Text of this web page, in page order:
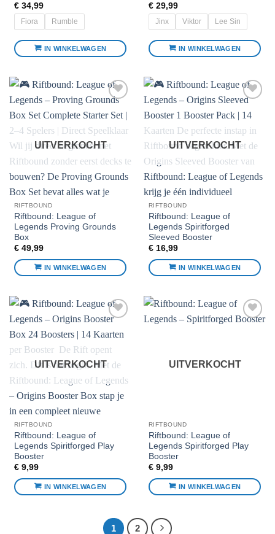
€34,99
Fiora Rumble
IN WINKELWAGEN
product
heeft
meerdere
variaties.
Deze
optie
kan
gekozen
worden
op
de
productpagina
€29,99
Jinx Viktor Lee Sin
IN WINKELWAGEN
product
heeft
meerdere
variaties.
Deze
optie
gekozen
worden
op
de
productpagina
aan
UITVERKOCHT
RIFTBOUND
Riftbound: League of
Legends Proving Grounds
Box
€49,99
IN WINKELWAGEN
aan
UITVERKOCHT
RIFTBOUND
Riftbound: League of
Legends Spiritforged
Sleeved Booster
€16,99
IN WINKELWAGEN
aan
UITVERKOCHT
RIFTBOUND
Riftbound: League of
Legends Spiritforged Play
Booster
€9,99
IN WINKELWAGEN
UITVERKOCHT
RIFTBOUND
Riftbound: League of
Legends Spiritforged Play
Booster
€9,99
IN WINKELWAGEN
1 2